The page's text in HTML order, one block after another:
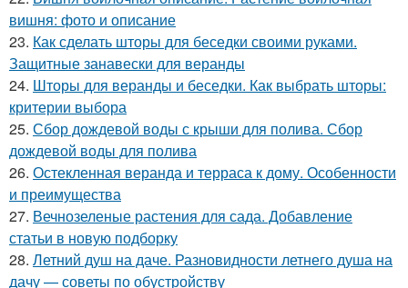
вишня: фото и описание
23. Как сделать шторы для беседки своими руками.
Защитные занавески для веранды
24. Шторы для веранды и беседки. Как выбрать шторы:
критерии выбора
25. Сбор дождевой воды с крыши для полива. Сбор
дождевой воды для полива
26. Остекленная веранда и терраса к дому. Особенности
и преимущества
27. Вечнозеленые растения для сада. Добавление
статьи в новую подборку
28. Летний душ на даче. Разновидности летнего душа на
дачу — советы по обустройству